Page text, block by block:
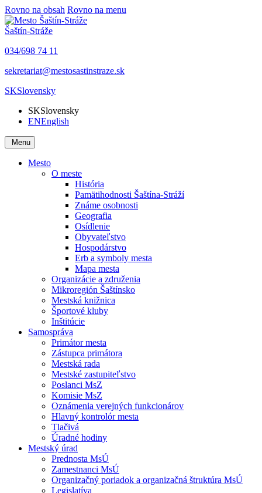
Rovno na obsah Rovno na menu
Šaštín-Stráže
034/698 74 11
sekretariat@mestosastinstraze.sk
SKSlovensky
SKSlovensky
ENEnglish
Menu
Mesto
O meste
História
Pamätihodnosti Šaštína-Stráží
Známe osobnosti
Geografia
Osídlenie
Obyvateľstvo
Hospodárstvo
Erb a symboly mesta
Mapa mesta
Organizácie a združenia
Mikroregión Šaštínsko
Mestská knižnica
Športové kluby
Inštitúcie
Samospráva
Primátor mesta
Zástupca primátora
Mestská rada
Mestské zastupiteľstvo
Poslanci MsZ
Komisie MsZ
Oznámenia verejných funkcionárov
Hlavný kontrolór mesta
Tlačivá
Úradné hodiny
Mestský úrad
Prednosta MsÚ
Zamestnanci MsÚ
Organizačný poriadok a organizačná štruktúra MsÚ
Legislatíva